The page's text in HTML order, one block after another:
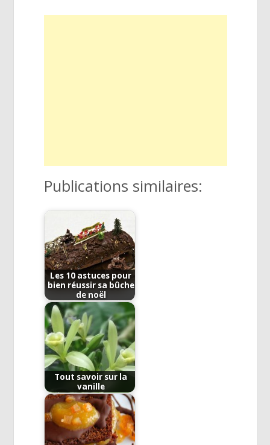
Publications similaires:
Les 10 astuces pour
bien réussir sa bûche
de noël
Tout savoir sur la
vanille